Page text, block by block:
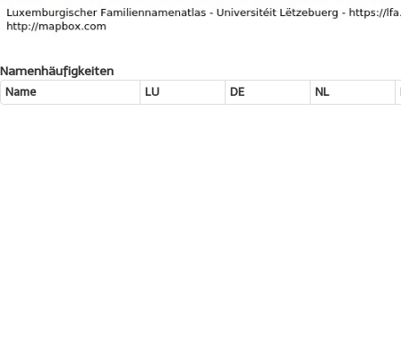
Namenhäufigkeiten
Name LU DE NL